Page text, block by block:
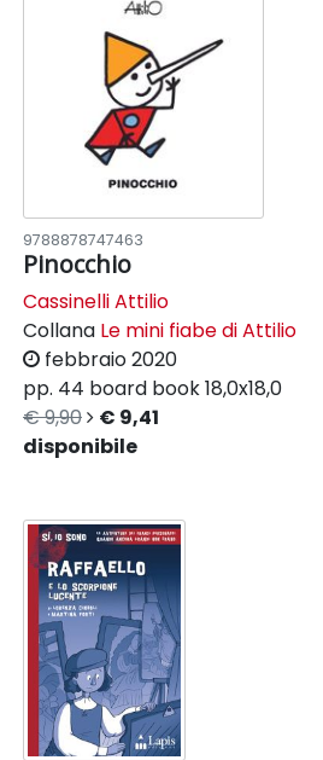
9788878747463
Pinocchio
Cassinelli Attilio
Collana Le mini fiabe di Attilio
febbraio 2020
pp. 44 board book18,0x18,0
€ 9,90
€ 9,41
disponibile